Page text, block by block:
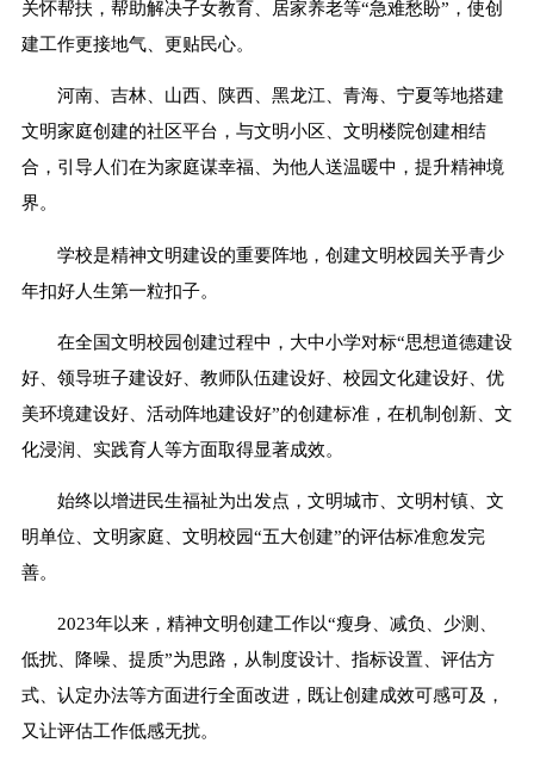
关怀帮扶，帮助解决子女教育、居家养老等“急难愁盼”，使创
建工作更接地气、更贴民心。
河南、吉林、山西、陕西、黑龙江、青海、宁夏等地搭建
文明家庭创建的社区平台，与文明小区、文明楼院创建相结
合，引导人们在为家庭谋幸福、为他人送温暖中，提升精神境
界。
学校是精神文明建设的重要阵地，创建文明校园关乎青少
年扣好人生第一粒扣子。
在全国文明校园创建过程中，大中小学对标“思想道德建设
好、领导班子建设好、教师队伍建设好、校园文化建设好、优
美环境建设好、活动阵地建设好”的创建标准，在机制创新、文
化浸润、实践育人等方面取得显著成效。
始终以增进民生福祉为出发点，文明城市、文明村镇、文
明单位、文明家庭、文明校园“五大创建”的评估标准愈发完
善。
2023年以来，精神文明创建工作以“瘦身、减负、少测、
低扰、降噪、提质”为思路，从制度设计、指标设置、评估方
式、认定办法等方面进行全面改进，既让创建成效可感可及，
又让评估工作低感无扰。